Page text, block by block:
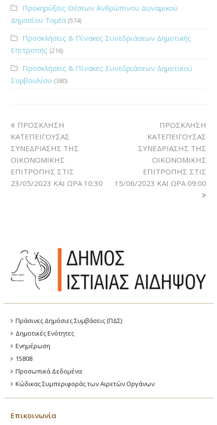
Προκηρύξεις Θέσεων Ανθρώπινου Δυναμικού
Δημοσίου Τομέα (574)
Προσκλήσεις & Πίνακες Συνεδριάσεων Δημοτικής
Επιτροπής (216)
Προσκλήσεις & Πίνακες Συνεδριάσεων Δημοτικού
Συμβουλίου (380)
ΠΡΟΣΚΛΗΣΗ
ΚΑΤΕΠΕΙΓΟΥΣΑΣ
ΣΥΝΕΔΡΙΑΣΗΣ ΤΗΣ
ΟΙΚΟΝΟΜΙΚΗΣ
ΕΠΙΤΡΟΠΗΣ ΣΤΙΣ
23/05/2023 ΚΑΙ ΩΡΑ 10:30
ΠΡΟΣΚΛΗΣΗ
ΚΑΤΕΠΕΙΓΟΥΣΑΣ
ΣΥΝΕΔΡΙΑΣΗΣ ΤΗΣ
ΟΙΚΟΝΟΜΙΚΗΣ
ΕΠΙΤΡΟΠΗΣ ΣΤΙΣ
15/06/2023 ΚΑΙ ΩΡΑ 09:00
Πράσινες Δημόσιες Συμβάσεις (ΠΔΣ)
Δημοτικές Ενότητες
Ενημέρωση
15808
Προσωπικά Δεδομένα
Κώδικας Συμπεριφοράς των Αιρετών Οργάνων
Επικοινωνία